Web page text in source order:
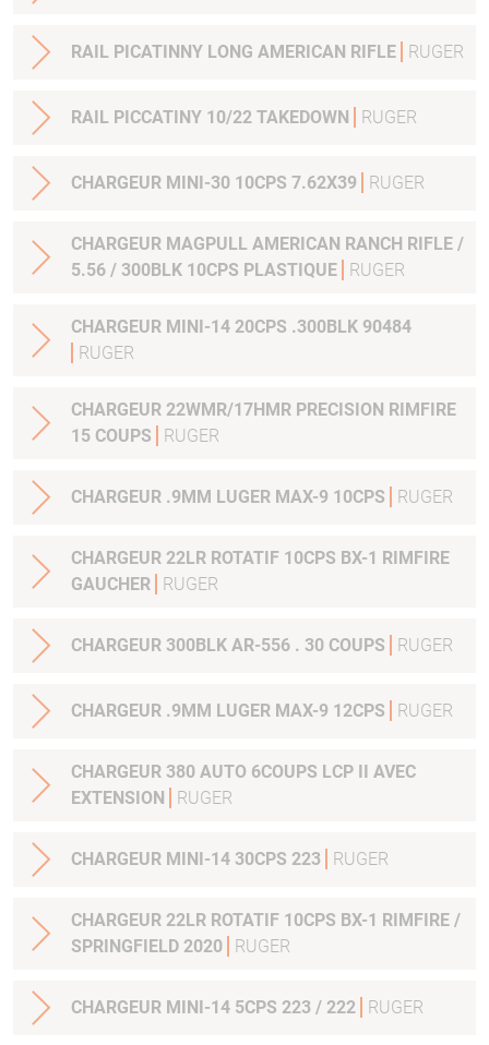
RAIL PICATINNY LONG AMERICAN RIFLE RUGER
RAIL PICCATINY 10/22 TAKEDOWN RUGER
CHARGEUR MINI-30 10CPS 7.62X39 RUGER
CHARGEUR MAGPULL AMERICAN RANCH RIFLE /
5.56 / 300BLK 10CPS PLASTIQUE
RUGER
CHARGEUR MINI-14 20CPS .300BLK 90484
RUGER
CHARGEUR 22WMR/17HMR PRECISION RIMFIRE
15 COUPS
RUGER
CHARGEUR .9MM LUGER MAX-9 10CPS RUGER
CHARGEUR 22LR ROTATIF 10CPS BX-1 RIMFIRE
GAUCHER
RUGER
CHARGEUR 300BLK AR-556 . 30 COUPS RUGER
CHARGEUR .9MM LUGER MAX-9 12CPS RUGER
CHARGEUR 380 AUTO 6COUPS LCP II AVEC
EXTENSION
RUGER
CHARGEUR MINI-14 30CPS 223 RUGER
CHARGEUR 22LR ROTATIF 10CPS BX-1 RIMFIRE /
SPRINGFIELD 2020
RUGER
CHARGEUR MINI-14 5CPS 223 / 222 RUGER